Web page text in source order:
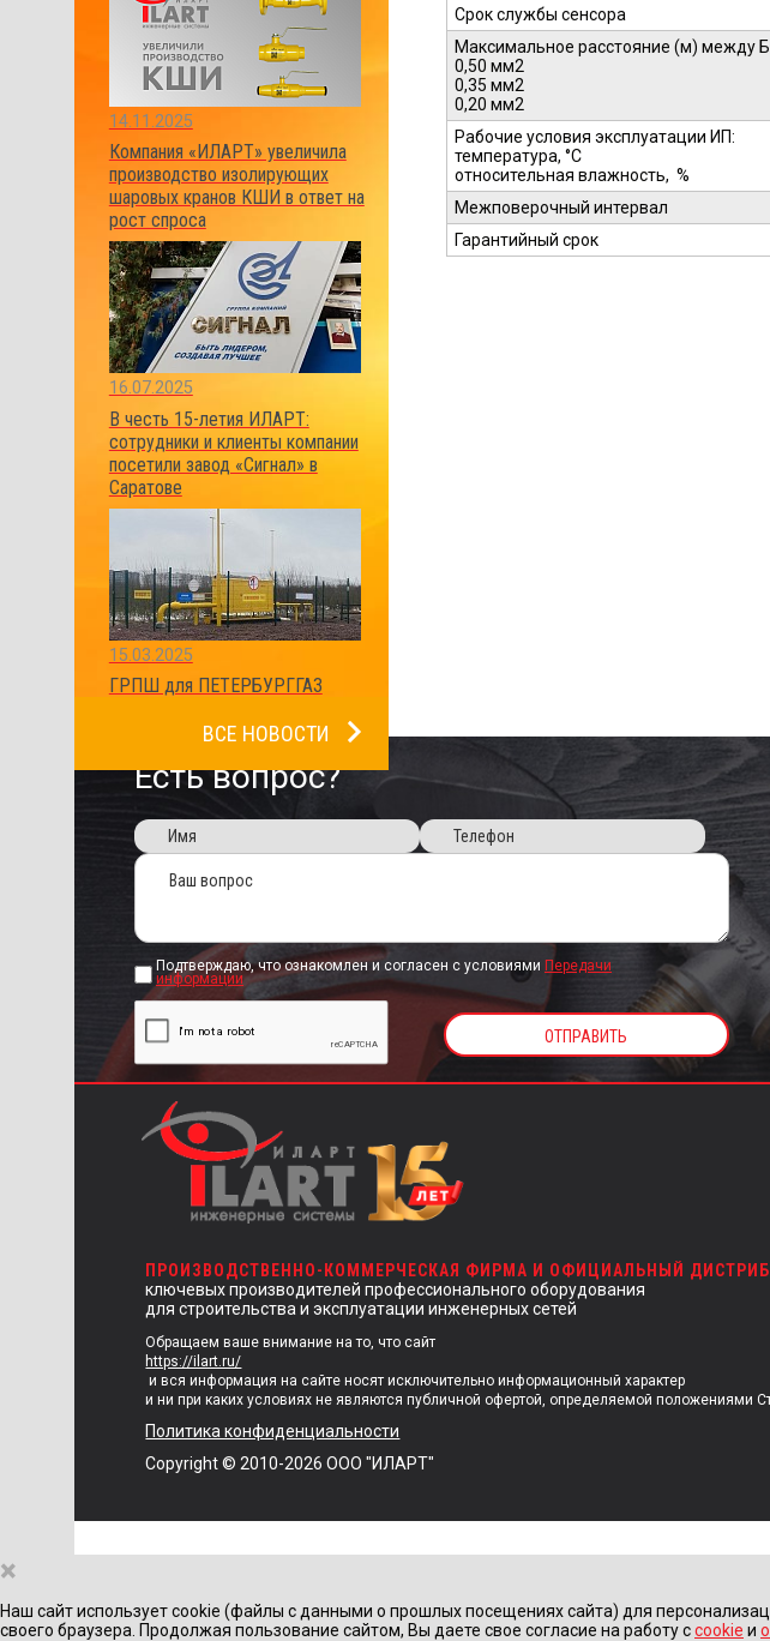
14.11.2025
Компания «ИЛАРТ» увеличила
производство изолирующих
шаровых кранов КШИ в ответ на
рост спроса
16.07.2025
В честь 15-летия ИЛАРТ:
сотрудники и клиенты компании
посетили завод «Сигнал» в
Саратове
15.03.2025
ГРПШ для ПЕТЕРБУРГГАЗ
ВСЕ НОВОСТИ
Срок службы сенсора
Максимальное расстояние (м) между
0,50 мм2
0,35 мм2
0,20 мм2
Рабочие условия эксплуатации ИП:
температура, °С
относительная влажность, %
Межповерочный интервал
Гарантийный срок
Есть вопрос?
Подтверждаю, что ознакомлен и согласен с условиями Передачи
информации
ПРОИЗВОДСТВЕННО-КОММЕРЧЕСКАЯ ФИРМА И ОФИЦИАЛЬНЫЙ
ключевых производителей профессионального оборудования
для строительства и эксплуатации инженерных сетей
Обращаем ваше внимание на то, что сайт
https://ilart.ru/
и вся информация на сайте носят исключительно информационный характер
и ни при каких условиях не являются публичной офертой, определяемой положениями
Политика конфиденциальности
Copyright © 2010-2026 ООО "ИЛАРТ"
×
Наш сайт использует cookie (файлы с данными о прошлых посещениях сайта) для
своего браузера. Продолжая пользование сайтом, Вы даете свое согласие на работу сcookie и